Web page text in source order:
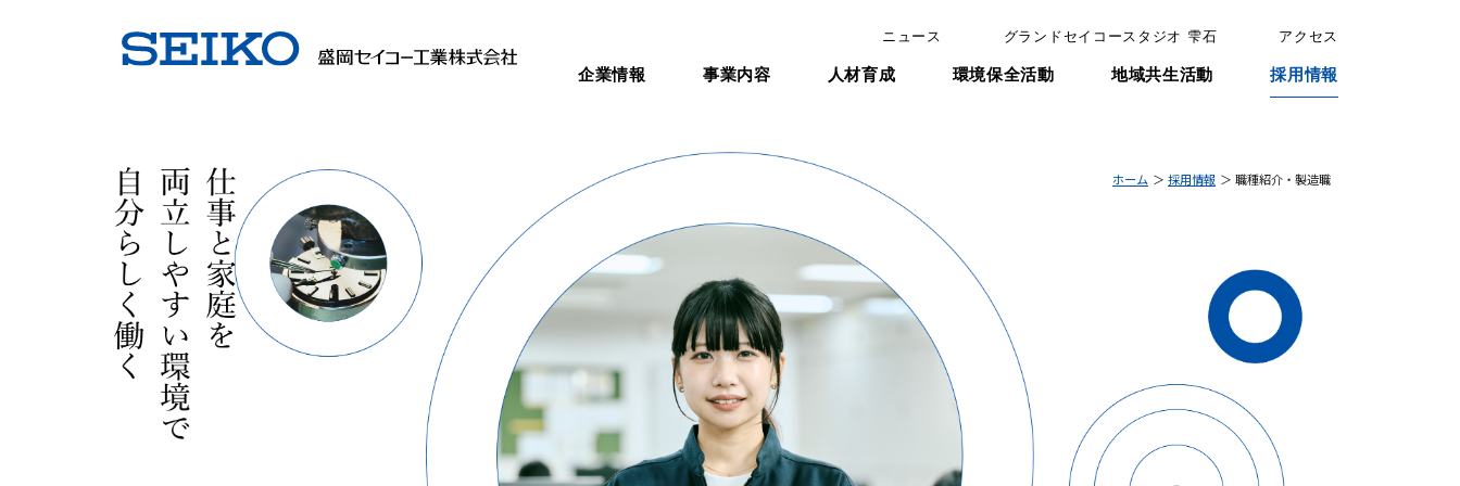
ニュース グランドセイコースタジオ 雫石 アクセス
企業情報 事業内容 人材育成 環境保全活動 地域共生活動 採用情報
ホーム 採用情報 職種紹介・製造職